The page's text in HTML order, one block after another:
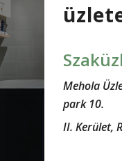
Mehola
park 10.
II. Kerület,